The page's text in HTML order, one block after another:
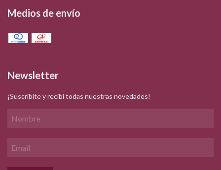
Medios de envío
Newsletter
¡Suscribite y recibí todas nuestras novedades!